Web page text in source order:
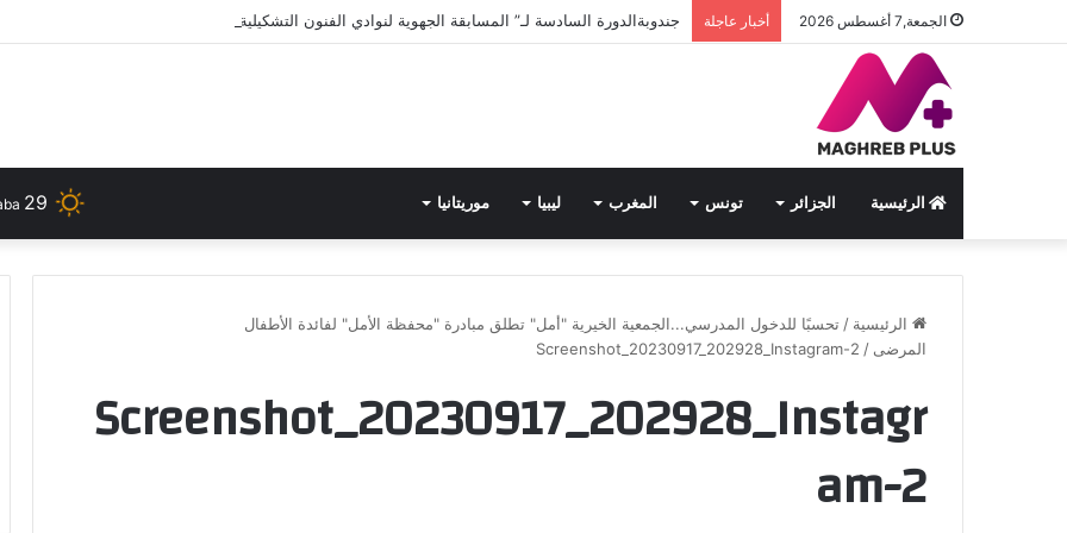
الجمعة,7 أغسطس 2026 أخبار عاجلة جندوبةالدورة السادسة لـ” المسابقة الجهوية لنوادي الفنون التشكيلية بالمؤسسات الثقافية”
الرئيسية الجزائر تونس المغرب ليبيا موريتانيا 29
الرئيسية / تحسبًا للدخول المدرسي...الجمعية الخيرية "أمل" تطلق مبادرة "محفظة الأمل" لفائدة الأطفال
المرضى /
Screenshot_20230917_202928_Instagram-2
Screenshot_20230917_202928_Instagr
am-2